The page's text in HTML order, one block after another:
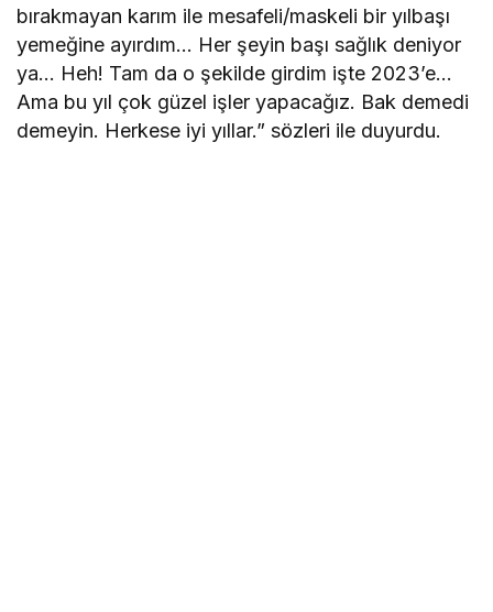
bırakmayan karım ile mesafeli/maskeli bir yılbaşı
yemeğine ayırdım… Her şeyin başı sağlık deniyor
ya… Heh! Tam da o şekilde girdim işte 2023’e…
Ama bu yıl çok güzel işler yapacağız. Bak demedi
demeyin. Herkese iyi yıllar.” sözleri ile duyurdu.